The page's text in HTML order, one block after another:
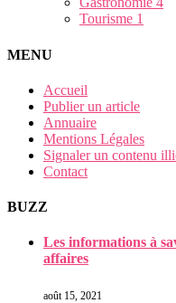
Tourisme 1
MENU
Accueil
Publier un article
Annuaire
Mentions Légales
Signaler un contenu
Contact
BUZZ
Les informations à
affaires
août 15, 2021